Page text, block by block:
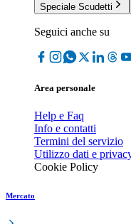
Speciale Scudetti
Seguici anche su
Area personale
Help e Faq
Info e contatti
Termini del servizio
Utilizzo dati e
Cookie Policy
Mercato